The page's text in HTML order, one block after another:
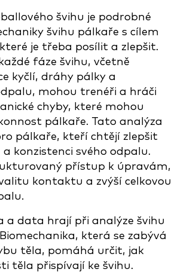
švihu je podrobné
švihu pálkaře s cílem
je třeba posílit a zlepšit.
fáze švihu, včetně
kyčlí, dráhy pálky a
mohou trenéři a hráči
chyby, které mohou
pálkaře. Tato analýza
pálkaře, kteří chtějí zlepšit
konzistenci svého odpalu.
přístup k úpravám,
kontaktu a zvýší celkovou
a data hrají při analýze švihu
která se zabývá
těla, pomáhá určit, jak
těla přispívají ke švihu.